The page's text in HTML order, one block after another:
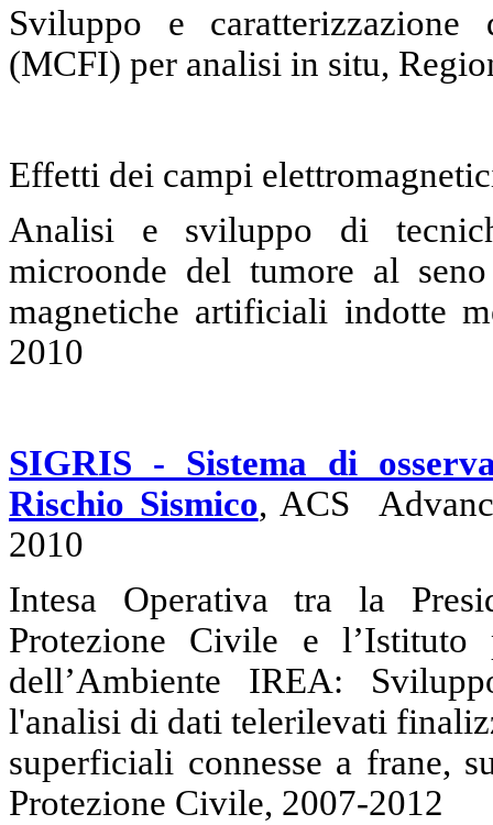
Sviluppo e
(MCFI) per analisi in situ,
Effetti dei campi
Analisi e sviluppo di
microonde del tumore al
magnetiche artificiali indotte
2010
SIGRIS - Sistema di
Rischio Sismico, ACS
2010
Intesa Operativa tra la
Protezione Civile e l’Istituto
dell’Ambiente IREA:
l'analisi di dati telerilevati
superficiali connesse a frane,
Protezione Civile, 2007-2012